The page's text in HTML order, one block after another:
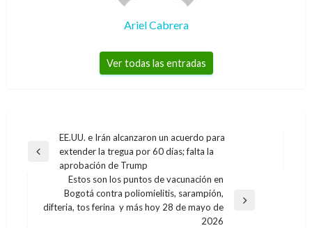
Ariel Cabrera
Ver todas las entradas
Navegación
de
entradas
Entrada
anterior
EE.UU. e Irán alcanzaron un acuerdo para
extender la tregua por 60 días; falta la
aprobación de Trump
Entrada
Estos son los puntos de vacunación en
Bogotá contra poliomielitis, sarampión,
difteria, tos ferina y más hoy 28 de mayo de
2026